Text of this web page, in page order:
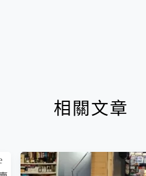
相關文章